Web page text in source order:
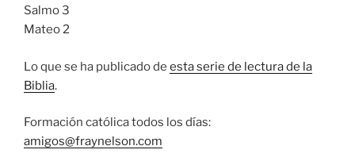
Salmo 3
Mateo 2
Lo que se ha publicado de esta serie de lectura de la
Biblia.
Formación católica todos los días:
amigos@fraynelson.com